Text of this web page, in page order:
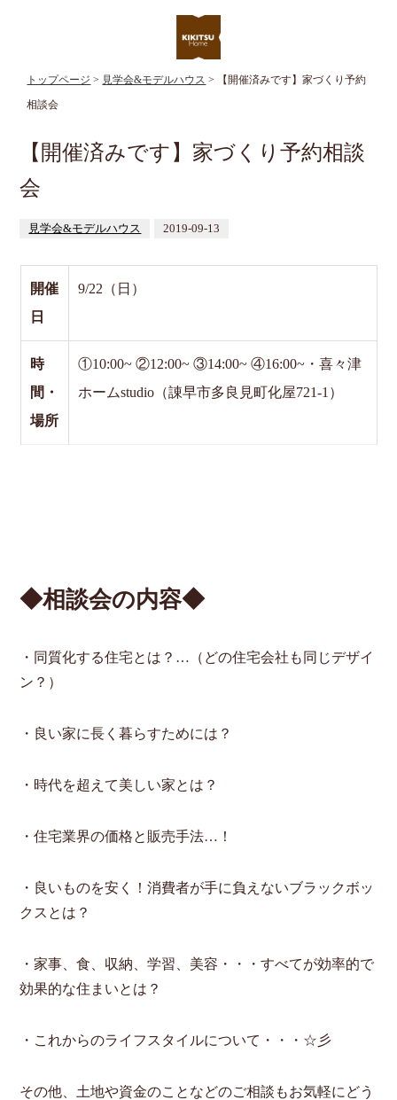
トップページ > 見学会&モデルハウス > 【開催済みです】家づくり予約
相談会
【開催済みです】家づくり予約相談
会
見学会&モデルハウス 2019-09-13
開催
日
9/22（日）
時
間・
場所
①10:00~ ②12:00~ ③14:00~ ④16:00~・喜々津
ホームstudio（諌早市多良見町化屋721-1）
◆相談会の内容◆
・同質化する住宅とは？…（どの住宅会社も同じデザイ
ン？）
・良い家に長く暮らすためには？
・時代を超えて美しい家とは？
・住宅業界の価格と販売手法…！
・良いものを安く！消費者が手に負えないブラックボッ
クスとは？
・家事、食、収納、学習、美容・・・すべてが効率的で
効果的な住まいとは？
・これからのライフスタイルについて・・・☆彡
その他、土地や資金のことなどのご相談もお気軽にどう